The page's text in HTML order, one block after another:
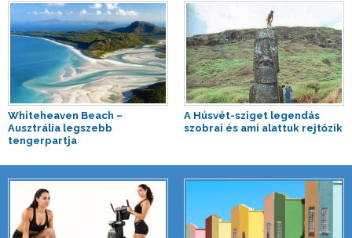
Whiteheaven Beach –
Ausztrália legszebb
tengerpartja
A Húsvét-sziget legendás
szobrai és ami alattuk rejtőzik